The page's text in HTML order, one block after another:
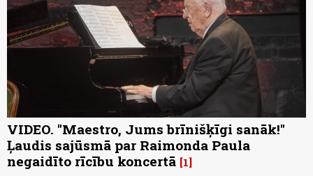
VIDEO. "Maestro, Jums brīnišķīgi sanāk!"
Ļaudis sajūsmā par Raimonda Paula
negaidīto rīcību koncertā 1